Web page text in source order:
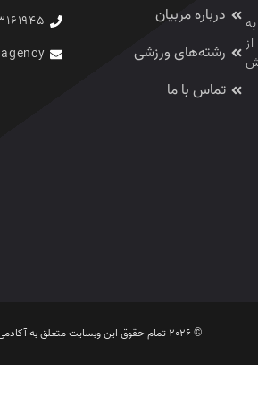
درباره مربیان
رشته‌های ورزشی
تماس با ما
۳۳۱۶۱۹۴۵
© 2026 تمام حقوق این وبسایت متعلق به آکادمی تکواندو امیر ابوحمزه است.